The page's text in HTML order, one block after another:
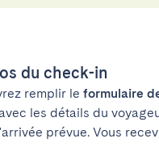
du check-in
remplir le formulaire
les détails du
prévue. Vous